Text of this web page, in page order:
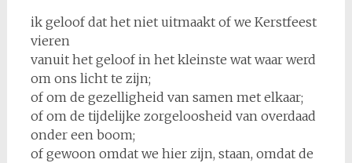
ik geloof dat het niet uitmaakt of we Kerstfeest
vieren
vanuit het geloof in het kleinste wat waar werd
om ons licht te zijn;
of om de gezelligheid van samen met elkaar;
of om de tijdelijke zorgeloosheid van overdaad
onder een boom;
of gewoon omdat we hier zijn, staan, omdat de